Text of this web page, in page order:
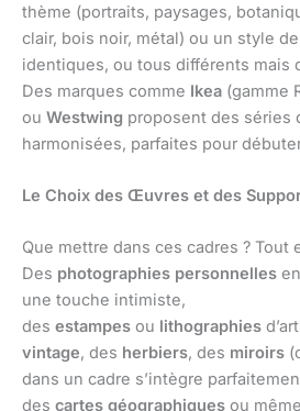
thème (portraits, paysages,
clair, bois noir, métal) ou un style
identiques, ou tous différents mais
Des marques comme Ikea (gamme
ou Westwing proposent des séries
harmonisées, parfaites pour
Le Choix des Œuvres et des
Que mettre dans ces cadres ? Tout
Des photographies personnelles
une touche intimiste,
des estampes ou lithographies
vintage, des herbiers, des miroirs
dans un cadre s’intègre
des cartes géographiques ou